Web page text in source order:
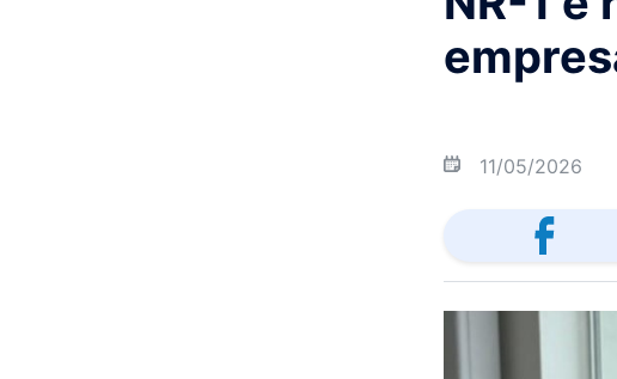
11/05/2026